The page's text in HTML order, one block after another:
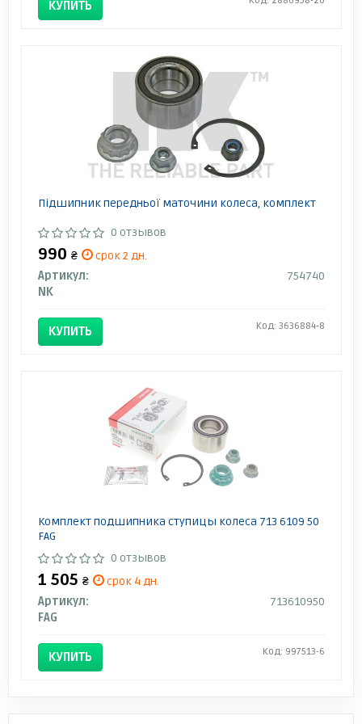
КУПИТЬ
Підшипник передньої маточини колеса, комплект
0 отзывов
990 ₴
срок 2 дн.
Артикул:
754740
NK
КУПИТЬ Код: 3636884-8
Комплект подшипника ступицы колеса 713 6109 50
FAG
0 отзывов
1 505 ₴
срок 4 дн.
Артикул:
713610950
FAG
КУПИТЬ Код: 997513-6